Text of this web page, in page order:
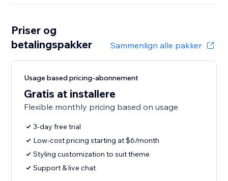
Priser og
betalingspakker
Sammenlign alle pakker
Usage based pricing-abonnement
Gratis at installere
Flexible monthly pricing based on usage
3-day free trial
Low-cost pricing starting at $6/month
Styling customization to suit theme
Support & live chat